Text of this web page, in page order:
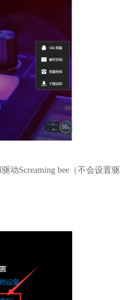
动Screaming bee（不会设置驱